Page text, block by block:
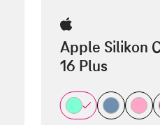
Apple Silikon
16 Plus